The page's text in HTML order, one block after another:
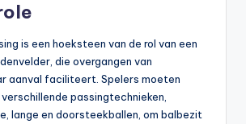
is een hoeksteen van de rol van een
die overgangen van
aanval faciliteert. Spelers moeten
passingtechnieken,
lange en doorsteekballen, om balbezit